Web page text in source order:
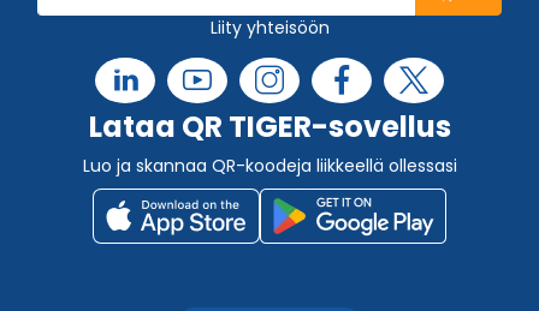
Liity yhteisöön
Lataa QR TIGER-sovellus
Luo ja skannaa QR-koodeja liikkeellä ollessasi